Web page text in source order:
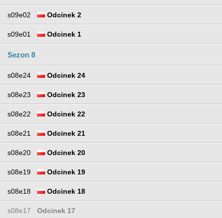
s09e02 Odcinek 2
s09e01 Odcinek 1
Sezon 8
s08e24 Odcinek 24
s08e23 Odcinek 23
s08e22 Odcinek 22
s08e21 Odcinek 21
s08e20 Odcinek 20
s08e19 Odcinek 19
s08e18 Odcinek 18
s08e17 Odcinek 17